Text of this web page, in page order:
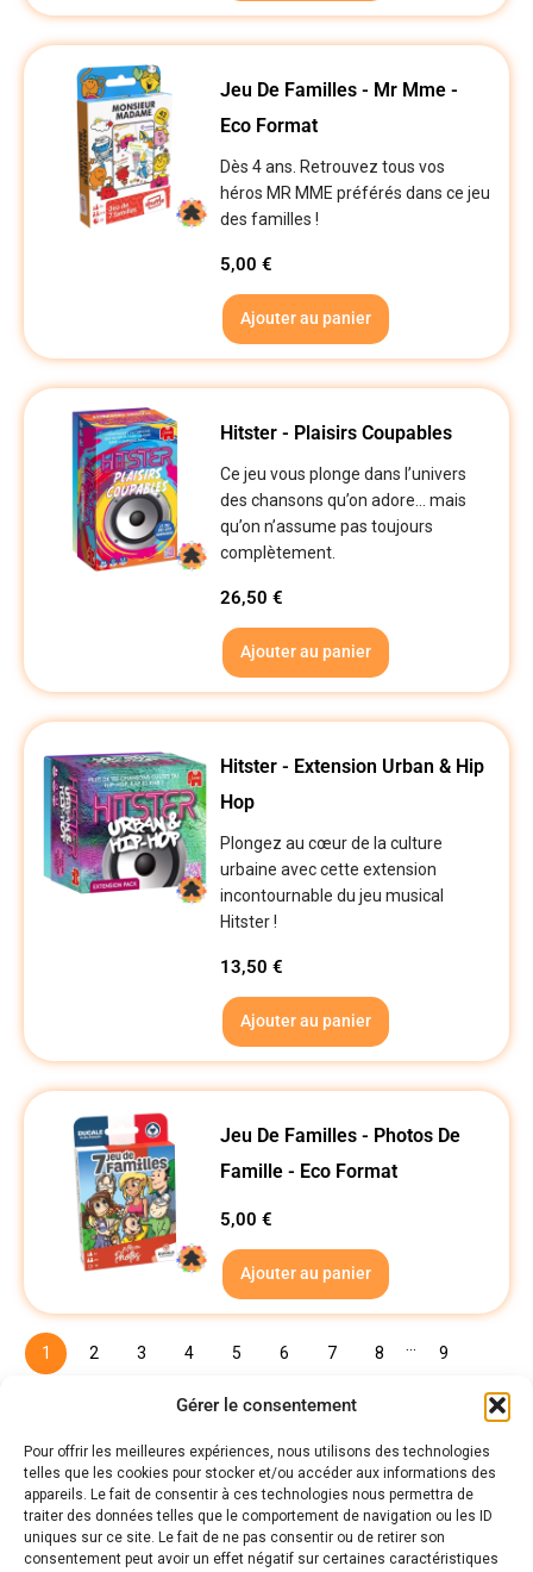
Gérer le consentement
Pour offrir les meilleures expériences, nous utilisons des technologies
telles que les cookies pour stocker et/ou accéder aux informations des
appareils. Le fait de consentir à ces technologies nous permettra de
traiter des données telles que le comportement de navigation ou les ID
uniques sur ce site. Le fait de ne pas consentir ou de retirer son
consentement peut avoir un effet négatif sur certaines caractéristiques
Jeu De Familles - Mr Mme -
Eco Format
Dès 4 ans. Retrouvez tous vos
héros MR MME préférés dans ce jeu
des familles !
5,00€
Ajouter au panier
Hitster - Plaisirs Coupables
Ce jeu vous plonge dans l’univers
des chansons qu’on adore… mais
qu’on n’assume pas toujours
complètement.
26,50€
Ajouter au panier
Hitster - Extension Urban & Hip
Hop
Plongez au cœur de la culture
urbaine avec cette extension
incontournable du jeu musical
Hitster !
13,50€
Ajouter au panier
Jeu De Familles - Photos De
Famille - Eco Format
5,00€
Ajouter au panier
1 2 3 4 5 6 7 8 9
Nos pages
Nos évènements
Politiques
Politique de confidentialité
Nos conditions de vente et livraison